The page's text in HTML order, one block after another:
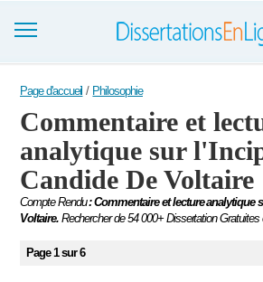
Dissertations
S'inscrire
Se connecter
Contactez-nous
Page d'accueil / Philosophie
Commentaire et
analytique sur
Candide De Voltaire
Compte Rendu: Commentaire et lecture analytique
Voltaire.Rechercher de 54 000+ Dissertation Gratuites
Page 1 sur 6